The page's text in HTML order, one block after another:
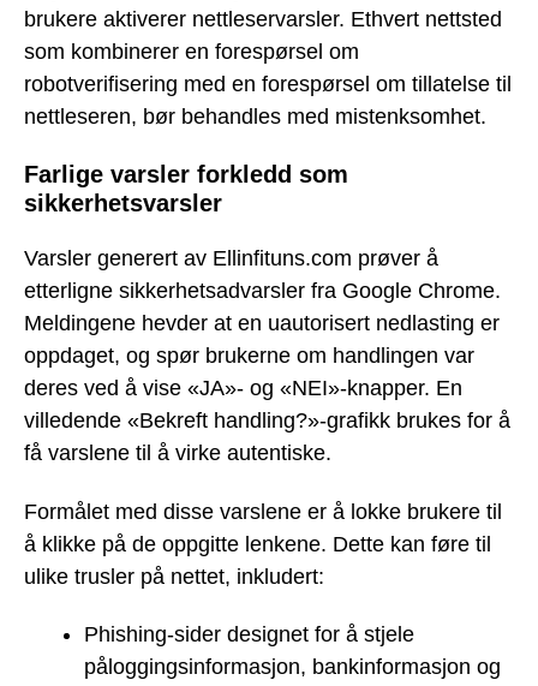
brukere aktiverer nettleservarsler. Ethvert nettsted
som kombinerer en forespørsel om
robotverifisering med en forespørsel om tillatelse til
nettleseren, bør behandles med mistenksomhet.
Farlige varsler forkledd som
sikkerhetsvarsler
Varsler generert av Ellinfituns.com prøver å
etterligne sikkerhetsadvarsler fra Google Chrome.
Meldingene hevder at en uautorisert nedlasting er
oppdaget, og spør brukerne om handlingen var
deres ved å vise «JA»- og «NEI»-knapper. En
villedende «Bekreft handling?»-grafikk brukes for å
få varslene til å virke autentiske.
Formålet med disse varslene er å lokke brukere til
å klikke på de oppgitte lenkene. Dette kan føre til
ulike trusler på nettet, inkludert:
Phishing-sider designet for å stjele
påloggingsinformasjon, bankinformasjon og